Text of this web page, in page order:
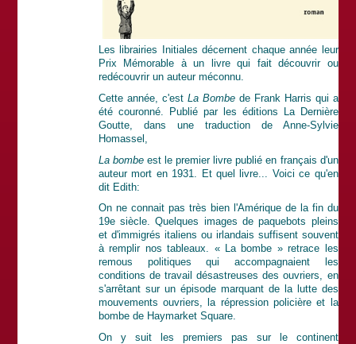
Les librairies Initiales décernent chaque année leur
Prix Mémorable à un livre qui fait découvrir ou
redécouvrir un auteur méconnu.
Cette année, c'est La Bombede Frank Harris qui a
été couronné. Publié par les éditions La Dernière
Goutte, dans une traduction de Anne-Sylvie
Homassel,
La bombeest le premier livre publié en français d'un
auteur mort en 1931. Et quel livre... Voici ce qu'en
dit Edith:
On ne connait pas très bien l'Amérique de la fin du
19e siècle. Quelques images de paquebots pleins
et d'immigrés italiens ou irlandais suffisent souvent
à remplir nos tableaux. « La bombe » retrace les
remous politiques qui accompagnaient les
conditions de travail désastreuses des ouvriers, en
s'arrêtant sur un épisode marquant de la lutte des
mouvements ouvriers, la répression policière et la
bombe de Haymarket Square.
On y suit les premiers pas sur le continent